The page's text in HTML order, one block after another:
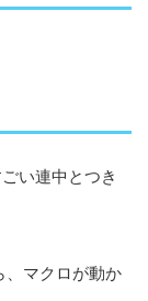
い連中とつき
、マクロが動か